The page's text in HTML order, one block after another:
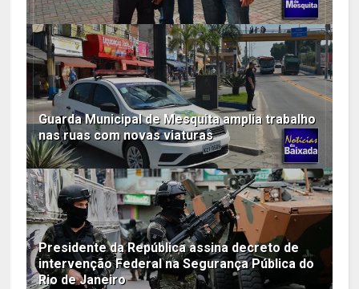
Guarda Municipal de Mesquita amplia trabalho
nas ruas com novas viaturas
Presidente da República assina decreto de
intervenção Federal na Segurança Pública do
Rio de Janeiro